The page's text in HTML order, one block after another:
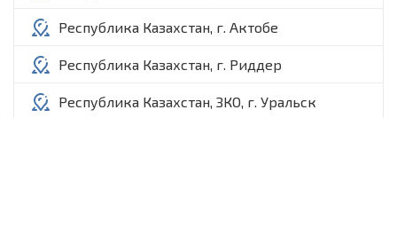
Республика Казахстан, г. Актобе
Республика Казахстан, г. Риддер
Республика Казахстан, ЗКО, г. Уральск